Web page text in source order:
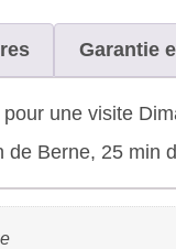
Garantie
une visite
Berne, 25 min